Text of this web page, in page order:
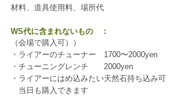
材料、道具使用料、場所代
WS代に含まれないもの　：
（会場で購入可））
・ライアーのチューナー　1700〜2000yen
・チューニングレンチ　　2000yen
・ライアーにはめ込みたい天然石持ち込み可
当日も購入できます